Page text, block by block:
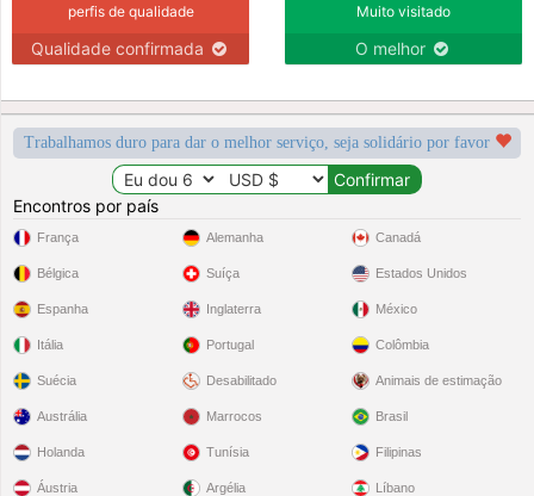
perfis de qualidade
Qualidade confirmada
Muito visitado
O melhor
Trabalhamos duro para dar o melhor serviço, seja solidário por favor
Encontros por país
França
Bélgica
Espanha
Itália
Suécia
Alemanha
Suíça
Inglaterra
Portugal
Desabilitado
Canadá
Estados Unidos
México
Colômbia
Animais de estimação
Austrália
Holanda
Áustria
Marrocos
Tunísia
Argélia
Brasil
Filipinas
Líbano